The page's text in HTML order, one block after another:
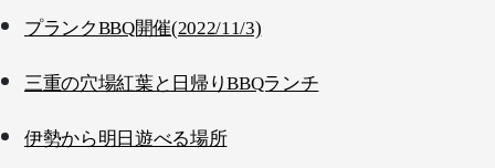
プランクBBQ開催(2022/11/3)
三重の穴場紅葉と日帰りBBQランチ
伊勢から明日遊べる場所